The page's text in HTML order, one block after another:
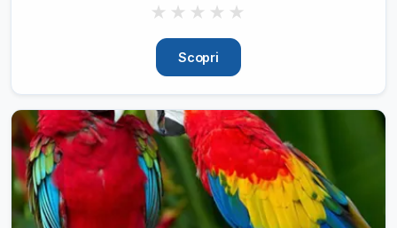
26/10/23
AnimalGram
🇮🇹
augura
a tutti voi e all'intero
Regno Animale
, un felicissimo
Anno Nuovo!!
★ ★ ★ ★ ★
Scopri